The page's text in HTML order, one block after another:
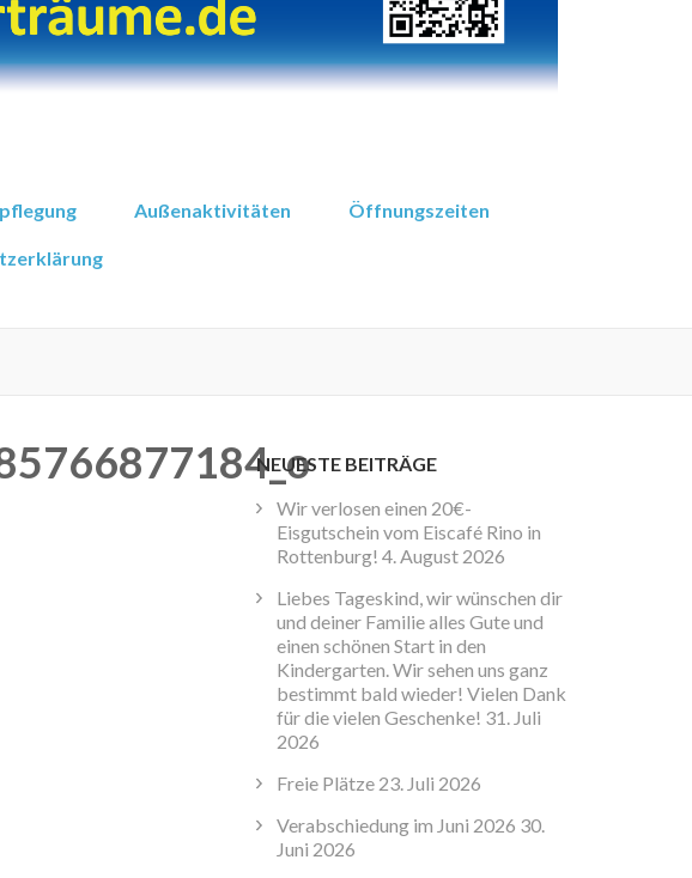
Außenaktivitäten Öffnungszeiten
NEUESTE BEITRÄGE
Wir verlosen einen 20€-
Eisgutschein vom Eiscafé Rino in
Rottenburg! 4. August 2026
Liebes Tageskind, wir wünschen dir
und deiner Familie alles Gute und
einen schönen Start in den
Kindergarten. Wir sehen uns ganz
bestimmt bald wieder! Vielen Dank
für die vielen Geschenke! 31. Juli
2026
Freie Plätze 23. Juli 2026
Verabschiedung im Juni 2026 30.
Juni 2026